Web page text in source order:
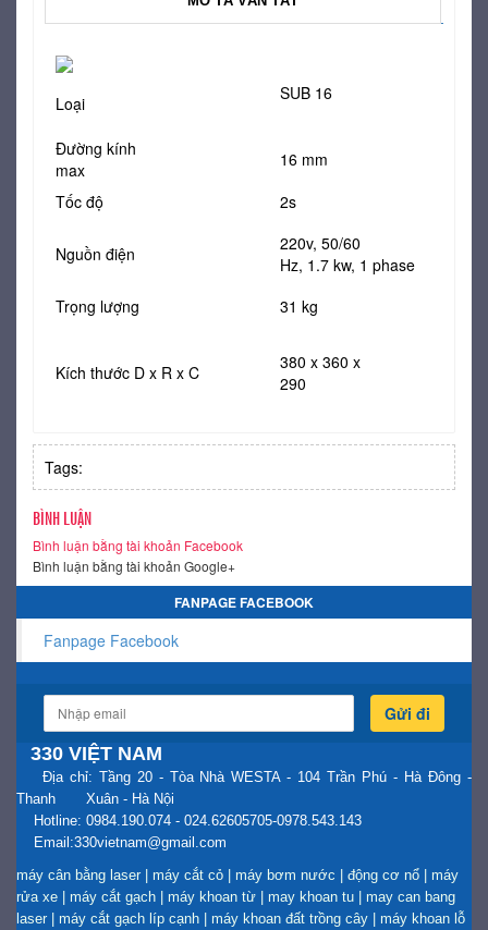
Loại
SUB 16
Đường kính
max
16 mm
Tốc độ
2s
Nguồn điện
220v, 50/60
Hz, 1.7 kw, 1 phase
Trọng lượng
31 kg
Kích thước D x R x C
380 x 360 x
290
Tags:
BÌNH LUẬN
Bình luận bằng tài khoản Facebook
Bình luận bằng tài khoản Google+
FANPAGE FACEBOOK
Fanpage Facebook
Gửi đi
330 VIỆT NAM
Địa chỉ: Tầng 20 - Tòa Nhà WESTA - 104 Trần Phú - Hà Đông -
Thanh Xuân - Hà Nội
Hotline: 0984.190.074 - 024.62605705-0978.543.143
Email:330vietnam@gmail.com
máy cân bằng laser | máy cắt cỏ | máy bơm nước | động cơ nổ | máy
rửa xe | máy cắt gạch | máy khoan từ | may khoan tu | may can bang
laser | máy cắt gạch líp cạnh | máy khoan đất trồng cây | máy khoan lỗ